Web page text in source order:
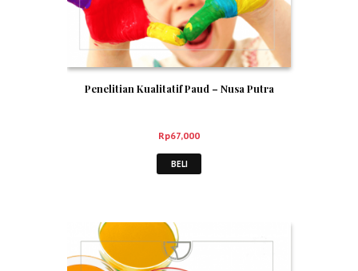
Penelitian Kualitatif Paud – Nusa Putra
Rp67,000
BELI